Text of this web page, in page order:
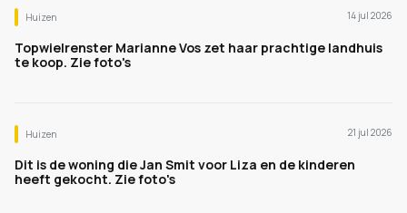
Huizen 14 jul 2026
Topwielrenster Marianne Vos zet haar prachtige landhuis
te koop. Zie foto's
Huizen 21 jul 2026
Dit is de woning die Jan Smit voor Liza en de kinderen
heeft gekocht. Zie foto's